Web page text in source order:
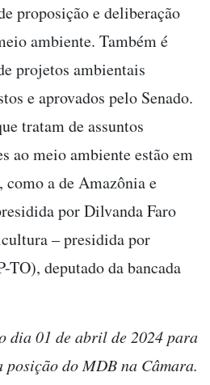
proposição e deliberação
ambiente. Também é
projetos ambientais
e aprovados pelo Senado.
tratam de assuntos
ao meio ambiente estão em
a de Amazônia e
por Dilvanda Faro
– presidida por
deputado da bancada
dia 01 de abril de 2024 para
posição do MDB na Câmara.